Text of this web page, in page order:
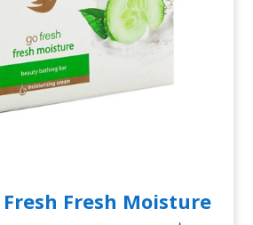
Fresh Fresh Moisture